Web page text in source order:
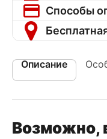
Способы
Описание
Возможно,